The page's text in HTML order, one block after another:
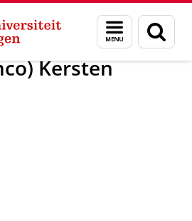
Menu
en
zoeken
R.E.M. (Remco) Kersten
Kersten